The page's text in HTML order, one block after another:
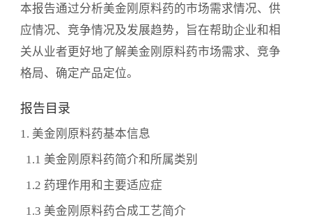
本报告通过分析美金刚原料药的市场需求情况、供
应情况、竞争情况及发展趋势，旨在帮助企业和相
关从业者更好地了解美金刚原料药市场需求、竞争
格局、确定产品定位。
报告目录
1. 美金刚原料药基本信息
1.1 美金刚原料药简介和所属类别
1.2 药理作用和主要适应症
1.3 美金刚原料药合成工艺简介